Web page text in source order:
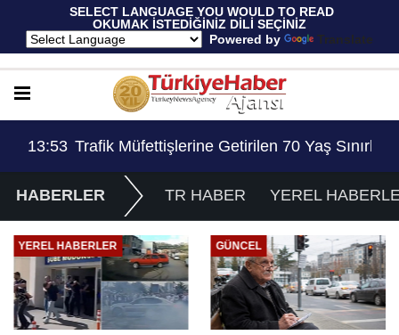
SELECT LANGUAGE YOU WOULD TO READ
OKUMAK İSTEDİĞİNİZ DİLİ SEÇİNİZ
Powered by
Translate
Adil Mi..?
14:45 Emniyet Genel Müdürlüğüne 6 Bin 250
HABERLER TR HABER YEREL
GÜNCEL GÜNCEL